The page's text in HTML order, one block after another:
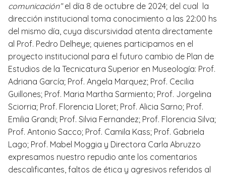
comunicación”el día 8 de octubre de 2024; del cual la
dirección institucional toma conocimiento a las 22:00 hs
del mismo día, cuya discursividad atenta directamente
al Prof. Pedro Delheye; quienes participamos en el
proyecto institucional para el futuro cambio de Plan de
Estudios de la Tecnicatura Superior en Museología: Prof.
Adriana García; Prof. Angela Marquez; Prof. Cecilia
Guillones; Prof. Maria Martha Sarmiento; Prof. Jorgelina
Sciorria; Prof. Florencia Lloret; Prof. Alicia Sarno; Prof.
Emilia Grandi; Prof. Silvia Fernandez; Prof. Florencia Silva;
Prof. Antonio Sacco; Prof. Camila Kass; Prof. Gabriela
Lago; Prof. Mabel Moggia y Directora Carla Abruzzo
expresamos nuestro repudio ante los comentarios
descalificantes, faltos de ética y agresivos referidos al